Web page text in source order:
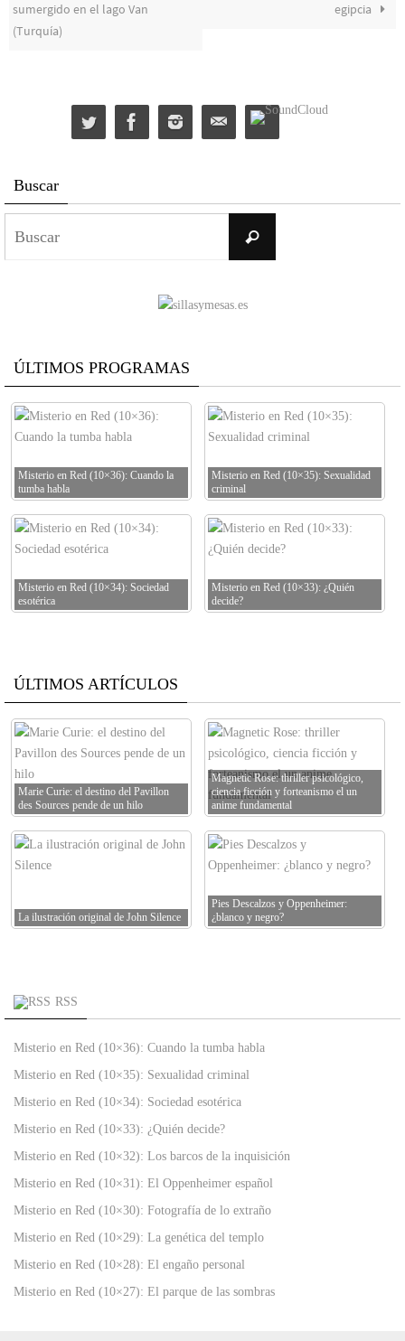
sumergido en el lago Van
(Turquía)
egipcia
Buscar
Buscar
ÚLTIMOS PROGRAMAS
Misterio en Red (10×36): Cuando la
tumba habla
Misterio en Red (10×35): Sexualidad
criminal
Misterio en Red (10×34): Sociedad
esotérica
Misterio en Red (10×33): ¿Quién
decide?
ÚLTIMOS ARTÍCULOS
Marie Curie: el destino del Pavillon
des Sources pende de un hilo
Magnetic Rose: thriller psicológico,
ciencia ficción y forteanismo el un
anime fundamental
La ilustración original de John Silence
Pies Descalzos y Oppenheimer:
¿blanco y negro?
RSS
Misterio en Red (10×36): Cuando la tumba habla
Misterio en Red (10×35): Sexualidad criminal
Misterio en Red (10×34): Sociedad esotérica
Misterio en Red (10×33): ¿Quién decide?
Misterio en Red (10×32): Los barcos de la inquisición
Misterio en Red (10×31): El Oppenheimer español
Misterio en Red (10×30): Fotografía de lo extraño
Misterio en Red (10×29): La genética del templo
Misterio en Red (10×28): El engaño personal
Misterio en Red (10×27): El parque de las sombras